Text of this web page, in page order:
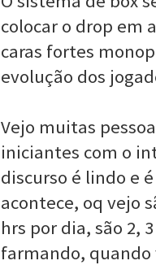
colocar o drop em
caras fortes
evolução dos
Vejo muitas
iniciantes com o
discurso é lindo e
acontece, oq vejo
hrs por dia, são 2,
farmando,